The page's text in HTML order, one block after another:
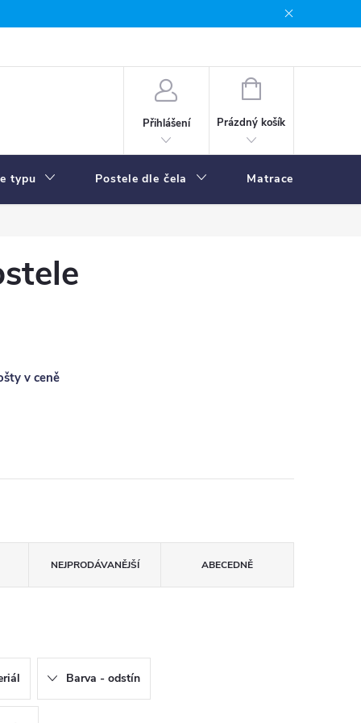
Přihlášení
NÁKUPNÍ
Prázdný košík
typu Postele dle čela Matrace
v ceně
NEJPRODÁVANĚJŠÍ ABECEDNĚ
Barva - odstín